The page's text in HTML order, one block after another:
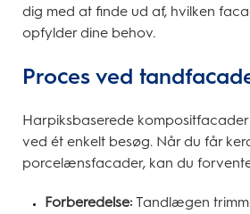
dig med at finde ud af, hvilken
opfylder dine behov.
Proces ved
Harpiksbaserede
ved ét enkelt besøg. Når du får
porcelænsfacader, kan du
Forberedelse: Tandlægen